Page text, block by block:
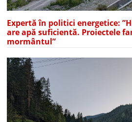
Expertă în politici energetice:
are apă suficientă. Proiectele
mormântul”